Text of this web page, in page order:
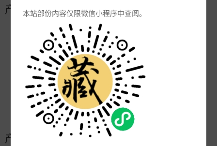
本站部份内容仅限微信小程序中查阅。
产品参数
CJ-FH-LX-N
产地:
ＣＨＩＮＡ
次数:
5040
厂商:
灿琅瓷艺
更新:
2009-08-09 10:19:44
产品简介